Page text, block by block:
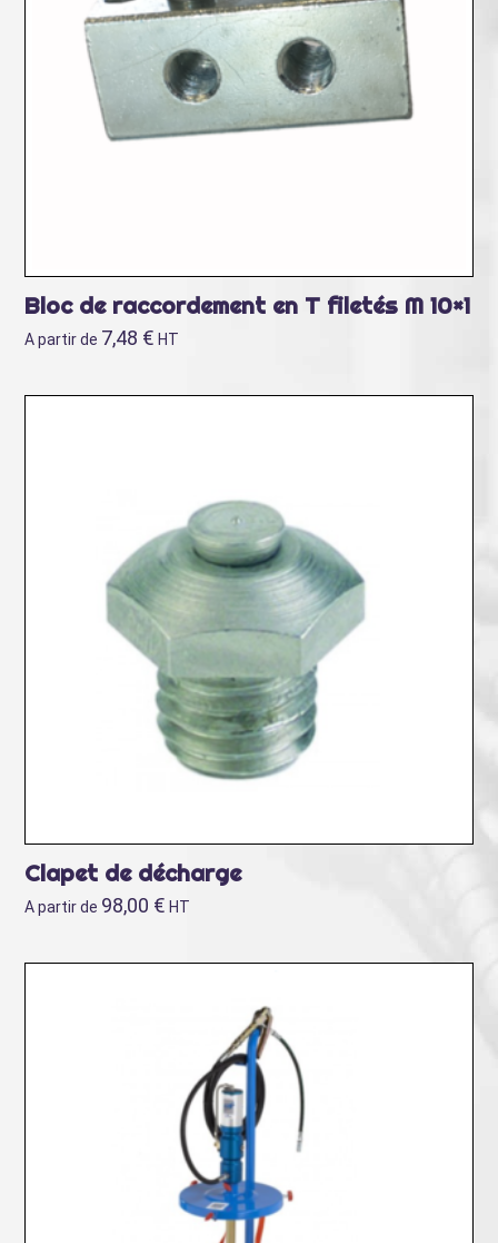
Bloc de raccordement en T filetés M 10×1
A partir de 7,48 € HT
Clapet de décharge
A partir de 98,00 € HT